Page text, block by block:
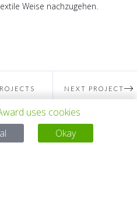
Weise nachzugehen.
NEXT PROJECT
uses cookies
Okay